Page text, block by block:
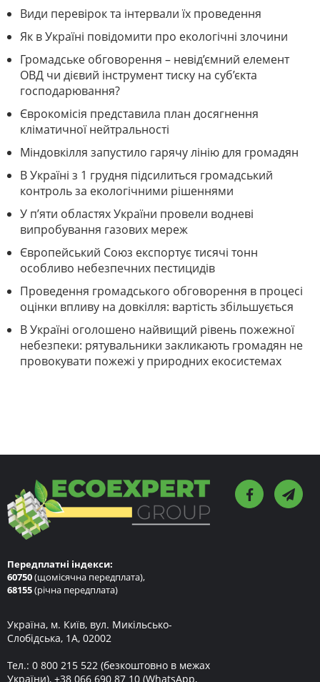
Види перевірок та інтервали їх проведення
Як в Україні повідомити про екологічні злочини
Громадське обговорення – невід’ємний елемент
ОВД чи дієвий інструмент тиску на суб’єкта
господарювання?
Єврокомісія представила план досягнення
кліматичної нейтральності
Міндовкілля запустило гарячу лінію для громадян
В Україні з 1 грудня підсилиться громадський
контроль за екологічними рішеннями
У п’яти областях України провели водневі
випробування газових мереж
Європейський Союз експортує тисячі тонн
особливо небезпечних пестицидів
Проведення громадського обговорення в процесі
оцінки впливу на довкілля: вартість збільшується
В Україні оголошено найвищий рівень пожежної
небезпеки: рятувальники закликають громадян не
провокувати пожежі у природних екосистемах
Передплатні індекси:
60750(щомісячна передплата),
68155(річна передплата)
Україна, м. Київ, вул. Микільсько-
Слобідська, 1А, 02002
Тел.: 0 800 215 522 (безкоштовно в межах
України), +38 066 690 87 10 (WhatsApp,